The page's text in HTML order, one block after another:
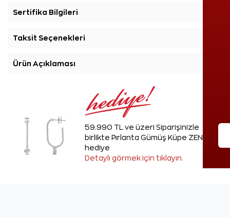
Sertifika Bilgileri
Taksit Seçenekleri
Ürün Açıklaması
59.990 TL ve üzeri Siparişinizle
birlikte Pırlanta Gümüş Küpe ZEN'den
hediye
Detaylı görmek için tıklayın.